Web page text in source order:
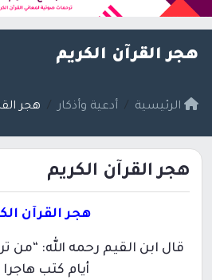
هجر القرآن الكريم
الرئيسية أدعية وأذكار هجر
هجر القرآن الكريم
هجر القرآن
قال ابن القيم رحمه الله: “من
أيام كتب هاجرا